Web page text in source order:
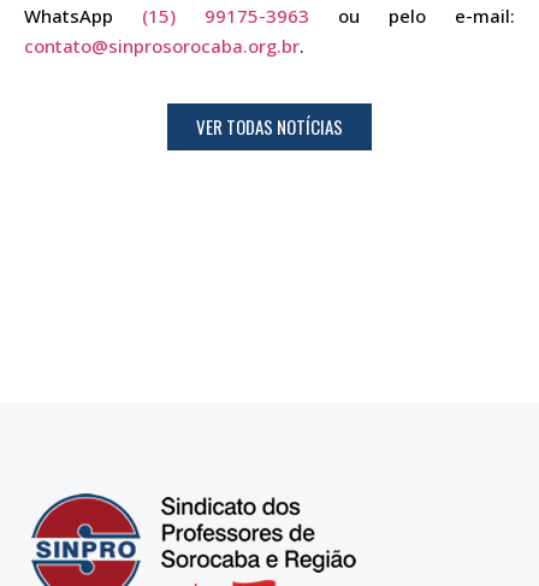
WhatsApp (15) 99175-3963 ou pelo e-mail:
contato@sinprosorocaba.org.br.
VER TODAS NOTÍCIAS